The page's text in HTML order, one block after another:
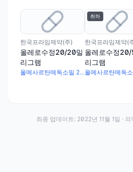
한국프라임제약(주)
올레로수정20/20밀
리그램
올메사르탄메독소밀 20mg · 로수바스타틴칼슘 20.8mg
취하
한국프라임제약(
올레로수정20/
리그램
최종 업데이트: 2022년 11월 1일 ·